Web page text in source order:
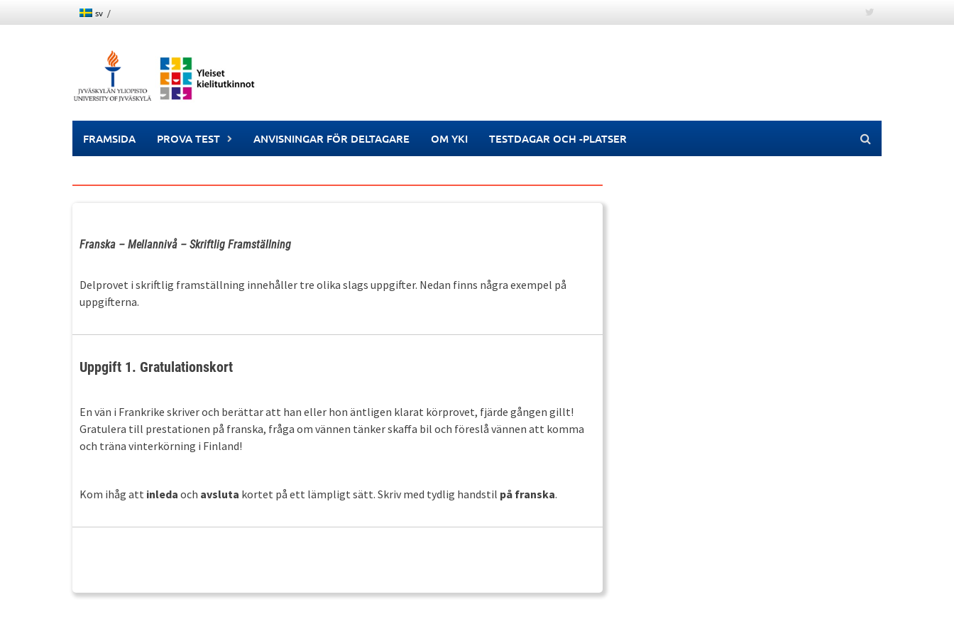
to
sv
FRAMSIDA PROVA TEST ANVISNINGAR FÖR DELTAGARE OM YKI TESTDAGAR OCH -PLATSER
Franska – Mellannivå – Skriftlig Framställning
Delprovet i skriftlig framställning innehåller tre olika slags uppgifter. Nedan finns några exempel på
uppgifterna.
Uppgift 1. Gratulationskort
En vän i Frankrike skriver och berättar att han eller hon äntligen klarat körprovet, fjärde gången gillt!
Gratulera till prestationen på franska, fråga om vännen tänker skaffa bil och föreslå vännen att komma
och träna vinterkörning i Finland!
Kom ihåg att inleda och avsluta kortet på ett lämpligt sätt. Skriv med tydlig handstil på franska.